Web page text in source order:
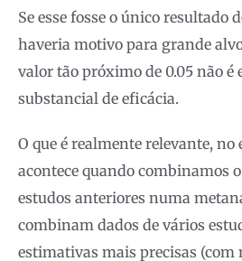
Se esse fosse o único resultado
haveria motivo para grande
valor tão próximo de 0.05 não é
substancial de eficácia.
O que é realmente relevante, no
acontece quando combinamos o
estudos anteriores numa
combinam dados de vários
estimativas mais precisas (com